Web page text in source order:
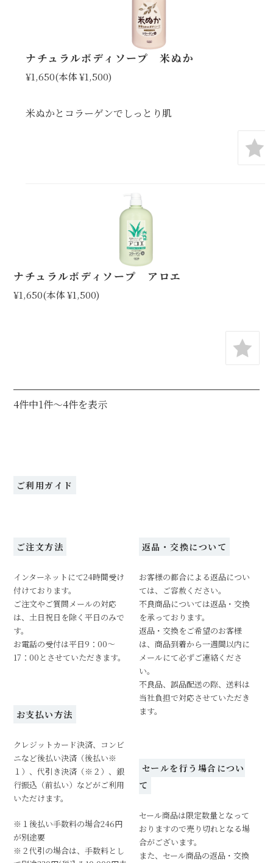
ナチュラルボディソープ 米ぬか
¥1,650(本体 ¥1,500)
米ぬかとコラーゲンでしっとり肌
ナチュラルボディソープ アロエ
¥1,650(本体 ¥1,500)
4件中1件～4件を表示
ご利用ガイド
ご注文方法
インターネットにて24時間受け
付けております。
ご注文やご質問メールの対応
は、土日祝日を除く平日のみで
す。
お電話の受付は平日9：00～
17：00とさせていただきます。
お支払い方法
クレジットカード決済、コンビ
ニなど後払い決済（後払い※
１）、代引き決済（※２）、銀
行振込（前払い）などがご利用
いただけます。
※１後払い手数料の場合246円
が別途要
※２代引の場合は、手数料とし
返品・交換について
お客様の都合による返品につい
ては、ご容赦ください。
不良商品については返品・交換
を承っております。
返品・交換をご希望のお客様
は、商品到着から一週間以内に
メールにて必ずご連絡くださ
い。
不良品、誤品配送の際、送料は
当社負担で対応させていただき
ます。
セールを行う場合につい
て
セール商品は限定数量となって
おりますので売り切れとなる場
合がございます。
また、セール商品の返品・交換